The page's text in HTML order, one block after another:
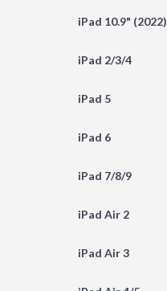
iPad 10.9" (2022)
iPad 2/3/4
iPad 5
iPad 6
iPad 7/8/9
iPad Air 2
iPad Air 3